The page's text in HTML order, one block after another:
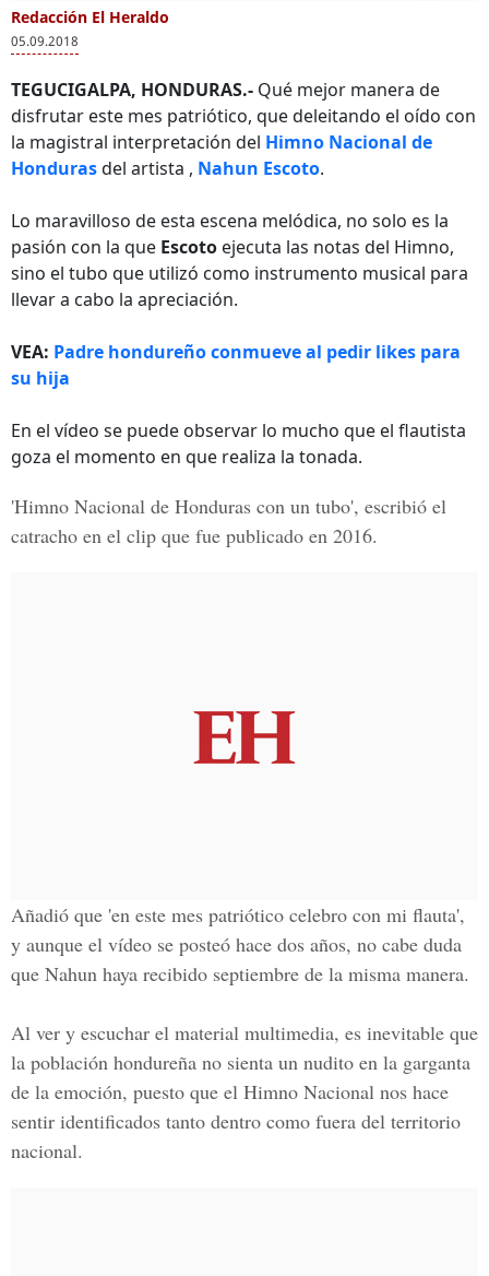
Redacción El Heraldo
05.09.2018
TEGUCIGALPA, HONDURAS.- Qué mejor manera de
disfrutar este mes patriótico, que deleitando el oído con
la magistral interpretación del Himno Nacional de
Hondurasdel artista , Nahun Escoto.
Lo maravilloso de esta escena melódica, no solo es la
pasión con la que Escoto ejecuta las notas del Himno,
sino el tubo que utilizó como instrumento musical para
llevar a cabo la apreciación.
VEA: Padre hondureño conmueve al pedir likes para
su hija
En el vídeo se puede observar lo mucho que el flautista
goza el momento en que realiza la tonada.
'Himno Nacional de Honduras con un tubo', escribió el
catracho en el clip que fue publicado en 2016.
Añadió que 'en este mes patriótico celebro con mi flauta',
y aunque el vídeo se posteó hace dos años, no cabe duda
que Nahun haya recibido septiembre de la misma manera.
Al ver y escuchar el material multimedia, es inevitable que
la población hondureña no sienta un nudito en la garganta
de la emoción, puesto que el Himno Nacional nos hace
sentir identificados tanto dentro como fuera del territorio
nacional.